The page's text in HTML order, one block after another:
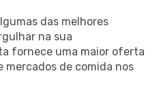
das melhores
na sua
fornece uma maior oferta
mercados de comida nos